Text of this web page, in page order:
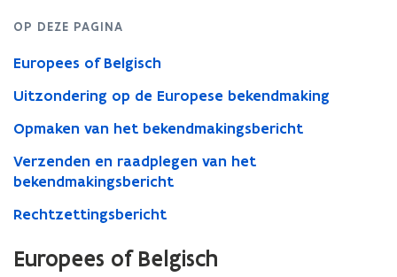
Bekendmaking
opdracht
OP DEZE PAGINA
Europees of Belgisch
Uitzondering op de Europese bekendmaking
Opmaken van het bekendmakingsbericht
Verzenden en raadplegen van het
bekendmakingsbericht
Rechtzettingsbericht
Europees of Belgisch